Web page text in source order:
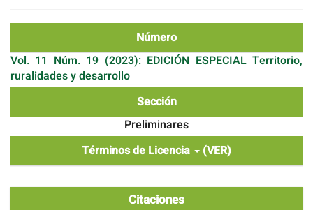
Número
Vol. 11 Núm. 19 (2023): EDICIÓN ESPECIAL Territorio,
ruralidades y desarrollo
Sección
Preliminares
Términos de Licencia
(VER)
Citaciones